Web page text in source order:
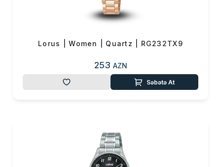
Lorus | Women | Quartz | RG232TX9
253 AZN
Səbətə At
Yekun məbləğ 0 ₼
Alış-verişə davam et
OK